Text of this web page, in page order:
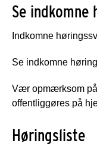
Se indkomne
Indkomne
Se indkomne
Vær opmærksom
offentliggøres på
Høringsliste